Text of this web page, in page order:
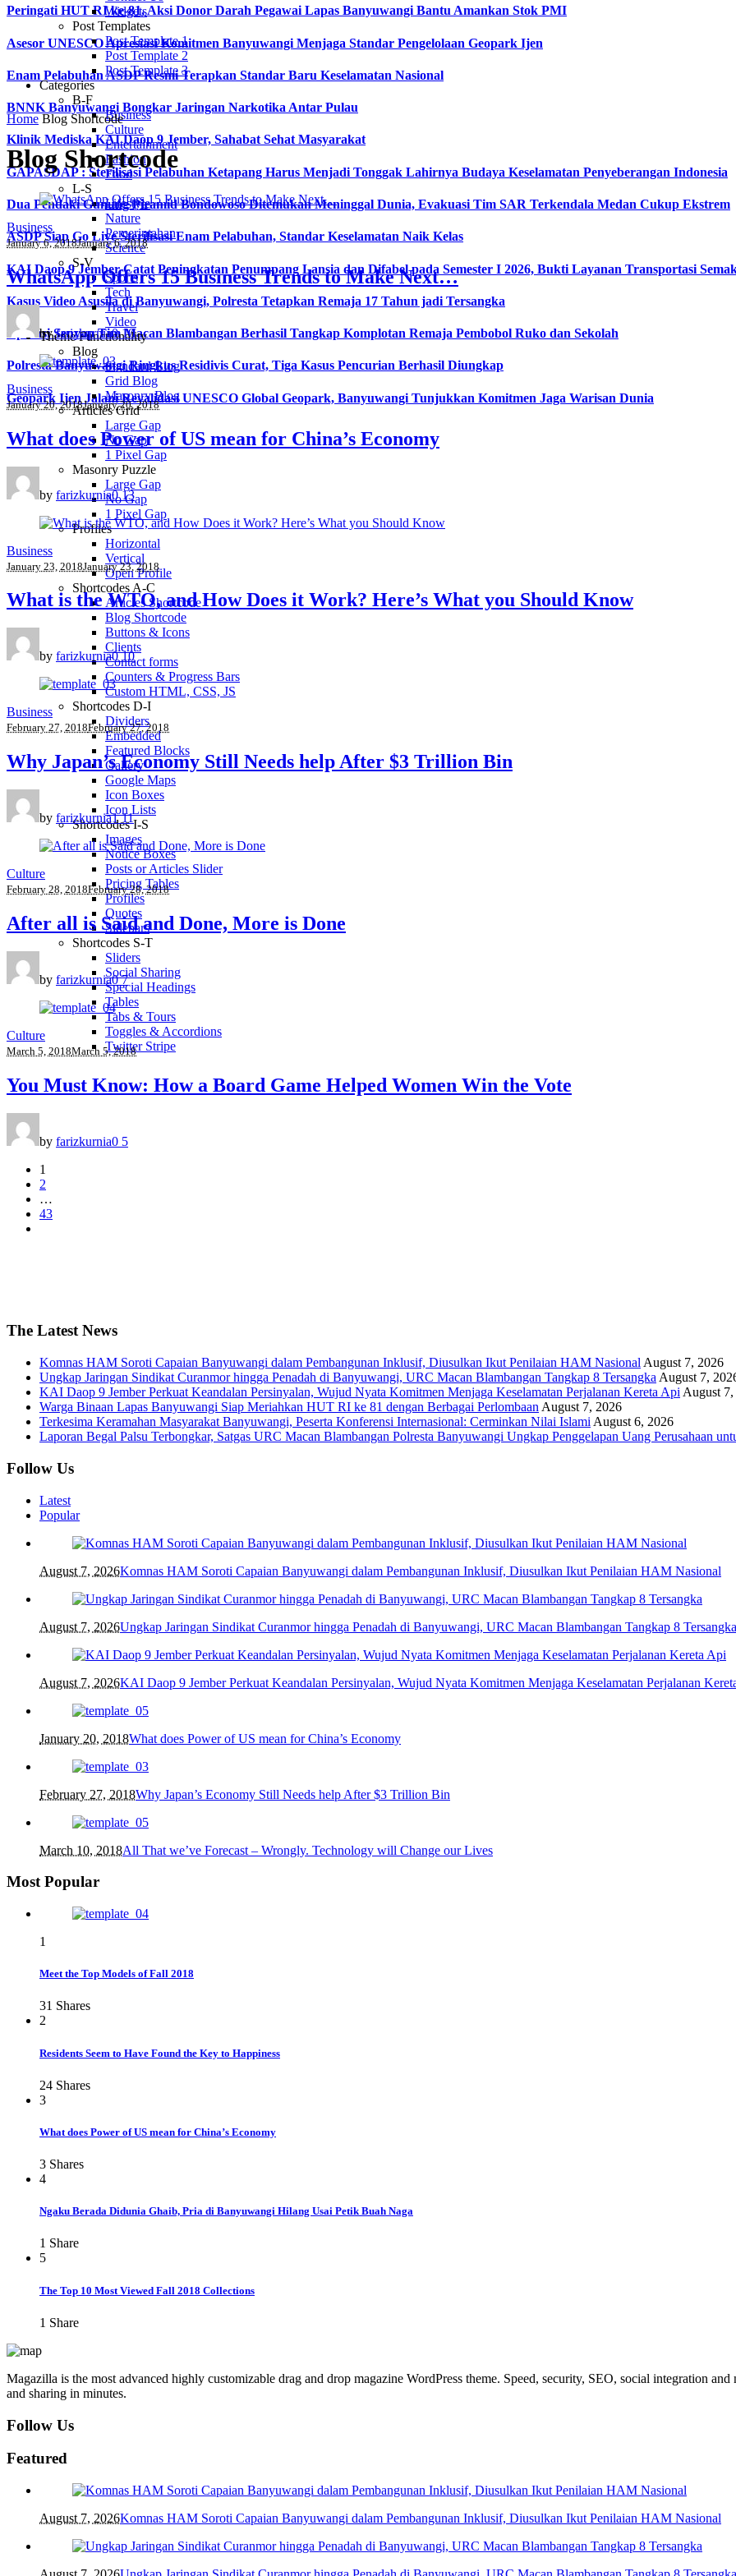
Peringati HUT RI ke-81, Aksi Donor Darah Pegawai Lapas Banyuwangi Bantu Amankan Stok PMI
Asesor UNESCO Apresiasi Komitmen Banyuwangi Menjaga Standar Pengelolaan Geopark Ijen
Enam Pelabuhan ASDP Resmi Terapkan Standar Baru Keselamatan Nasional
BNNK Banyuwangi Bongkar Jaringan Narkotika Antar Pulau
Klinik Mediska KAI Daop 9 Jember, Sahabat Sehat Masyarakat
GAPASDAP : Sterilisasi Pelabuhan Ketapang Harus Menjadi Tonggak Lahirnya Budaya Keselamatan Penyeberangan Indonesia
Dua Pendaki Gunung Piramid Bondowoso Ditemukan Meninggal Dunia, Evakuasi Tim SAR Terkendala Medan Cukup Ekstrem
ASDP Siap Go Live Sterilisasi Enam Pelabuhan, Standar Keselamatan Naik Kelas
KAI Daop 9 Jember Catat Peningkatan Penumpang Lansia dan Difabel pada Semester I 2026, Bukti Layanan Transportasi
Kasus Video Asusila di Banyuwangi, Polresta Tetapkan Remaja 17 Tahun jadi Tersangka
Operasi Senyap Tim Macan Blambangan Berhasil Tangkap Komplotan Remaja Pembobol Ruko dan Sekolah
Polresta Banyuwangi Ringkus Residivis Curat, Tiga Kasus Pencurian Berhasil Diungkap
Geopark Ijen Jalani Revalidasi UNESCO Global Geopark, Banyuwangi Tunjukkan Komitmen Jaga Warisan Dunia
Widgets
Post Templates
Post Template 1
Post Template 2
Post Template 3
Categories
B-F
Business
Culture
Entertainment
Fashion
Food
L-S
Lifestyle
Nature
Pemerintahan
Science
S-V
Sports
Tech
Travel
Video
Theme Functionality
Blog
Standard Blog
Grid Blog
Masonry Blog
Articles Grid
Large Gap
No Gap
1 Pixel Gap
Masonry Puzzle
Large Gap
No Gap
1 Pixel Gap
Profiles
Horizontal
Vertical
Open Profile
Shortcodes A-C
Articles Shortcode
Blog Shortcode
Buttons & Icons
Clients
Contact forms
Counters & Progress Bars
Custom HTML, CSS, JS
Shortcodes D-I
Dividers
Embedded
Featured Blocks
Gallery
Google Maps
Icon Boxes
Icon Lists
Shortcodes I-S
Images
Notice Boxes
Posts or Articles Slider
Pricing Tables
Profiles
Quotes
Sidebars
Shortcodes S-T
Sliders
Social Sharing
Special Headings
Tables
Tabs & Tours
Toggles & Accordions
Twitter Stripe
Home Blog Shortcode
Blog Shortcode
Business
January 6, 2018January 6, 2018
WhatsApp Offers 15 Business Trends to Make Next…
byfarizkurnia010
Business
January 20, 2018January 20, 2018
What does Power of US mean for China’s Economy
by farizkurnia013
Business
January 23, 2018January 23, 2018
What is the WTO, and How Does it Work? Here’s What you Should Know
by farizkurnia010
Business
February 27, 2018February 27, 2018
Why Japan’s Economy Still Needs help After $3 Trillion Bin
by farizkurnia111
Culture
February 28, 2018February 28, 2018
After all is Said and Done, More is Done
by farizkurnia07
Culture
March 5, 2018March 5, 2018
You Must Know: How a Board Game Helped Women Win the Vote
by farizkurnia0 5
1
2
…
43
The Latest News
Komnas HAM Soroti Capaian Banyuwangi dalam Pembangunan Inklusif, Diusulkan Ikut Penilaian HAM Nasional August 7, 2026
Ungkap Jaringan Sindikat Curanmor hingga Penadah di Banyuwangi, URC Macan Blambangan Tangkap 8 Tersangka August 7,
KAI Daop 9 Jember Perkuat Keandalan Persinyalan, Wujud Nyata Komitmen Menjaga Keselamatan Perjalanan Kereta Api August
Warga Binaan Lapas Banyuwangi Siap Meriahkan HUT RI ke 81 dengan Berbagai Perlombaan August 7, 2026
Terkesima Keramahan Masyarakat Banyuwangi, Peserta Konferensi Internasional: Cerminkan Nilai Islami August 6, 2026
Laporan Begal Palsu Terbongkar, Satgas URC Macan Blambangan Polresta Banyuwangi Ungkap Penggelapan Uang Perusahaan
Follow Us
Latest
Popular
August 7, 2026Komnas HAM Soroti Capaian Banyuwangi dalam Pembangunan Inklusif, Diusulkan Ikut Penilaian HAM Nasional
August 7, 2026Ungkap Jaringan Sindikat Curanmor hingga Penadah di Banyuwangi, URC Macan Blambangan Tangkap 8 Tersangka
August 7, 2026KAI Daop 9 Jember Perkuat Keandalan Persinyalan, Wujud Nyata Komitmen Menjaga Keselamatan Perjalanan
January 20, 2018What does Power of US mean for China’s Economy
February 27, 2018Why Japan’s Economy Still Needs help After $3 Trillion Bin
March 10, 2018All That we’ve Forecast – Wrongly. Technology will Change our Lives
Most Popular
1
Meet the Top Models of Fall 2018
31 Shares
2
Residents Seem to Have Found the Key to Happiness
24 Shares
3
What does Power of US mean for China’s Economy
3 Shares
4
Ngaku Berada Didunia Ghaib, Pria di Banyuwangi Hilang Usai Petik Buah Naga
1 Share
5
The Top 10 Most Viewed Fall 2018 Collections
1 Share
Magazilla is the most advanced highly customizable drag and drop magazine WordPress theme. Speed, security, SEO, social integration
and sharing in minutes.
Follow Us
Featured
August 7, 2026Komnas HAM Soroti Capaian Banyuwangi dalam Pembangunan Inklusif, Diusulkan Ikut Penilaian HAM Nasional